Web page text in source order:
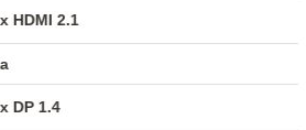
HDMI 2.1
DP 1.4